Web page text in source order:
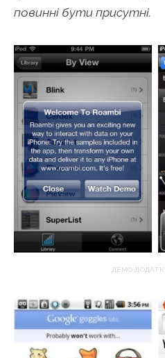
повинні бути присутні.
ДЕМО